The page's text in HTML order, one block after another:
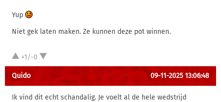
Yup
Niet gek laten maken. Ze kunnen deze pot winnen.
+1/-0
Quido 09-11-2025 13:06:48
Ik vind dit echt schandalig. Je voelt al de hele wedstrijd